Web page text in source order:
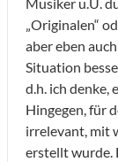
Musiker u.U.
„Originalen“
aber eben
Situation
d.h. ich denke,
Hingegen, für
irrelevant, mit
erstellt wurde.